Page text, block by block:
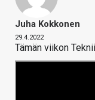
Juha Kokkonen
29.4.2022
Tämän viikon